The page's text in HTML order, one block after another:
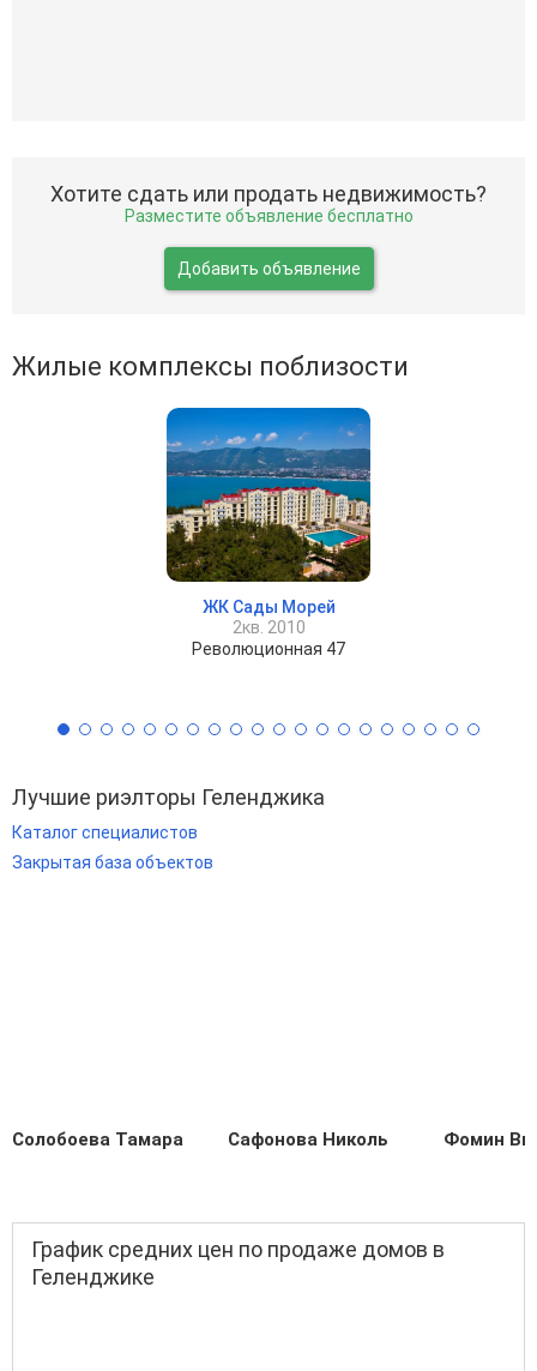
Хотите сдать или продать недвижимость?
Разместите объявление бесплатно
Добавить объявление
Жилые комплексы поблизости
ЖК Сады Морей
2кв. 2010
Революционная 47
Лучшие риэлторы Геленджика
Каталог специалистов
Закрытая база объектов
Солобоева Тамара Сафонова Николь Фомин
График средних цен по продаже домов в
Геленджике